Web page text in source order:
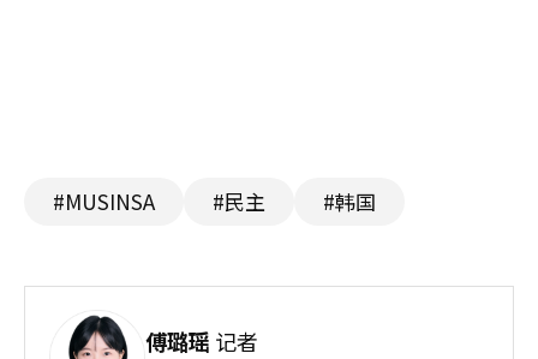
#MUSINSA #民主 #韩国
傅璐瑶 记者